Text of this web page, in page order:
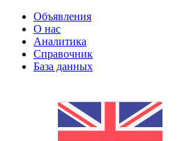
Объявления
О нас
Аналитика
Справочник
База данных